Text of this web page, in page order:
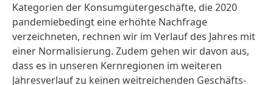
Kategorien der Konsumgüter­geschäfte, die 2020
pandemie­bedingt eine erhöhte Nachfrage
verzeichneten, rechnen wir im Verlauf des Jahres mit
einer Normalisierung. Zudem gehen wir davon aus,
dass es in unseren Kernregionen im weiteren
Jahresverlauf zu keinen weitreichenden Geschäfts-